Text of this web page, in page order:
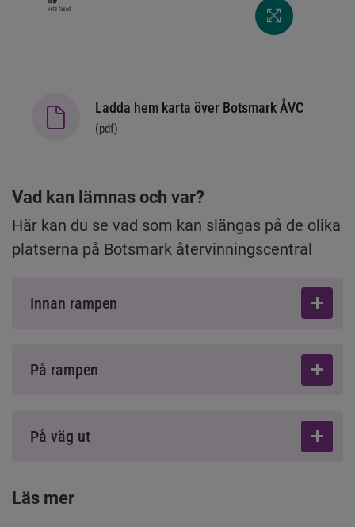
Ladda hem karta över Botsmark ÅVC
(pdf)
Vad kan lämnas och var?
Här kan du se vad som kan slängas på de olika
platserna på Botsmark återvinningscentral
Innan rampen
På rampen
På väg ut
Läs mer